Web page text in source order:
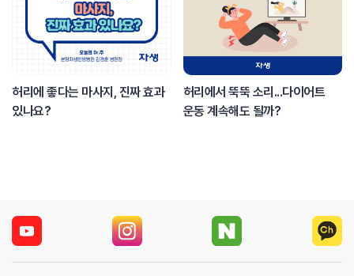
허리에 좋다는 마사지, 진짜 효과
있나요?
허리에서 뚝뚝 소리...다이어트
운동 계속해도 될까?